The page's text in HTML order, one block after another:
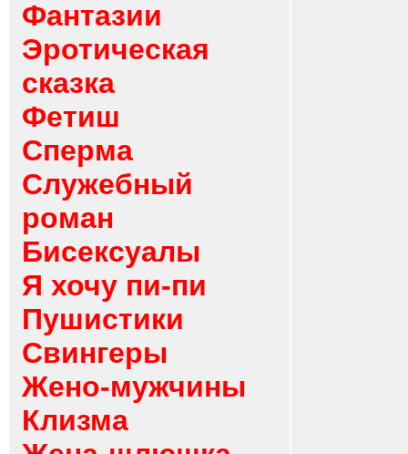
Фантазии
Эротическая
сказка
Фетиш
Сперма
Служебный
роман
Бисексуалы
Я хочу пи-пи
Пушистики
Свингеры
Жено-мужчины
Клизма